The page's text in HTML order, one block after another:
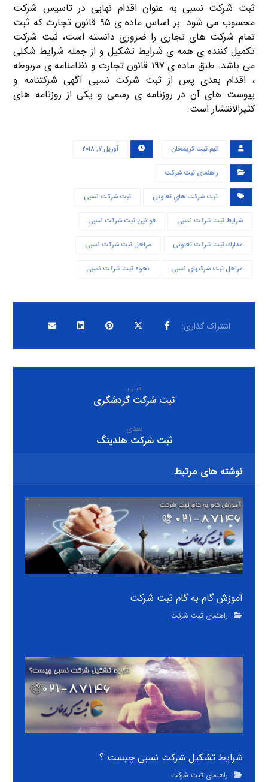
ثبت شرکت نسبی به عنوان اقدام نهایی در تاسیس شرکت
محسوب می شود. بر اساس ماده ی ۹۵ قانون تجارت که ثبت
تمام شرکت های تجاری را ضروری دانسته است، ثبت شرکت
تکمیل کننده ی همه ی شرایط تشکیل و از جمله شرایط شکلی
می باشد. طبق ماده ی ۱۹۷ قانون تجارت و نظامنامه ی مربوطه
، اقدام بعدی پس از ثبت شرکت نسبی آگهی شرکتنامه و
پیوست های آن در روزنامه ی رسمی و یکی از روزنامه های
کثیرالانتشار است.
تیم ثبت کریمخان آوریل ۷, ۲۰۱۸
راهنمای ثبت شرکت
ثبت شركت هاي تعاوني ثبت شرکت نسبی
شرایط ثبت شرکت نسبی قوانین ثبت شرکت نسبی
مدارك ثبت شركت تعاوني مراحل ثبت شرکت نسبی
مراحل ثبت شرکتهای نسبی نحوه ثبت شرکت نسبی
قبلی
ثبت شرکت گردشگری
بعدی
ثبت شرکت هلدینگ
نوشته های مرتبط
آموزش گام به گام ثبت شرکت
راهنمای ثبت شرکت
شرایط تشکیل شرکت نسبی چیست ؟
راهنمای ثبت شرکت